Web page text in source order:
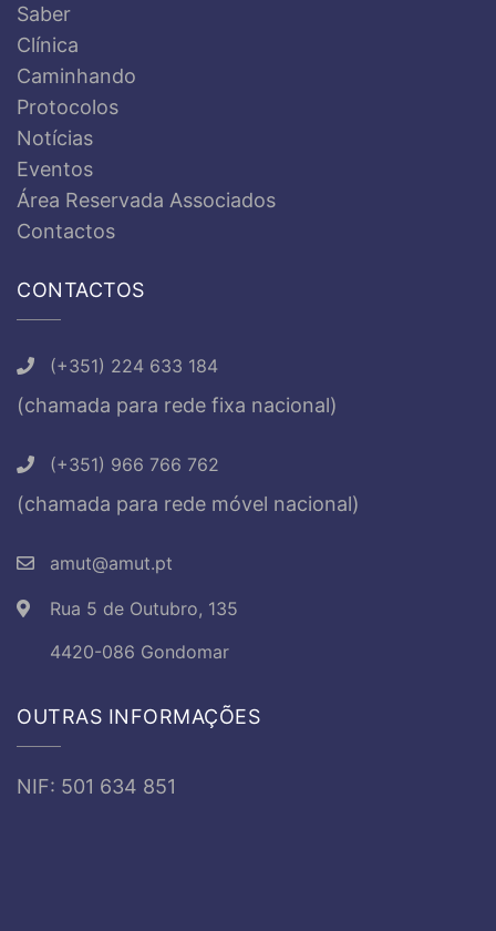
Saber
Clínica
Caminhando
Protocolos
Notícias
Eventos
Área Reservada Associados
Contactos
CONTACTOS
(+351) 224 633 184
(chamada para rede fixa nacional)
(+351) 966 766 762
(chamada para rede móvel nacional)
amut@amut.pt
Rua 5 de Outubro, 135
4420-086 Gondomar
OUTRAS INFORMAÇÕES
NIF: 501 634 851